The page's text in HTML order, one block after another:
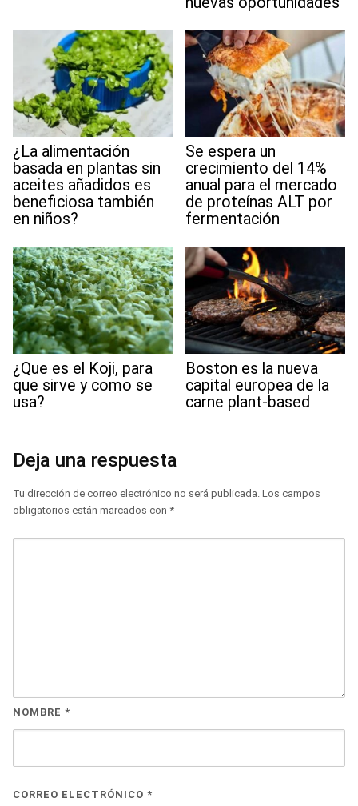
¿La alimentación
basada en plantas sin
aceites añadidos es
beneficiosa también
en niños?
Se espera un
crecimiento del 14%
anual para el mercado
de proteínas ALT por
fermentación
¿Que es el Koji, para
que sirve y como se
usa?
Boston es la nueva
capital europea de la
carne plant-based
Deja una respuesta
Tu dirección de correo electrónico no será publicada. Los campos
obligatorios están marcados con *
NOMBRE *
CORREO ELECTRÓNICO *